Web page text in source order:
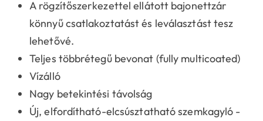
A rögzítőszerkezettel ellátott bajonettzár
könnyű csatlakoztatást és leválasztást tesz
lehetővé.
Teljes többrétegű bevonat (fully multicoated)
Vízálló
Nagy betekintési távolság
Új, elfordítható-elcsúsztatható szemkagyló -